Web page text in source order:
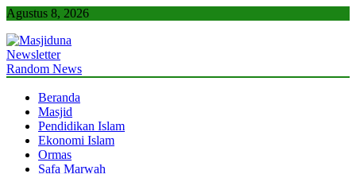
Skip
content
Agustus 8, 2026
Masjiduna
Referensi Berita Islam Indonesia
Newsletter
Random News
Beranda
Masjid
Pendidikan Islam
Ekonomi Islam
Ormas
Safa Marwah